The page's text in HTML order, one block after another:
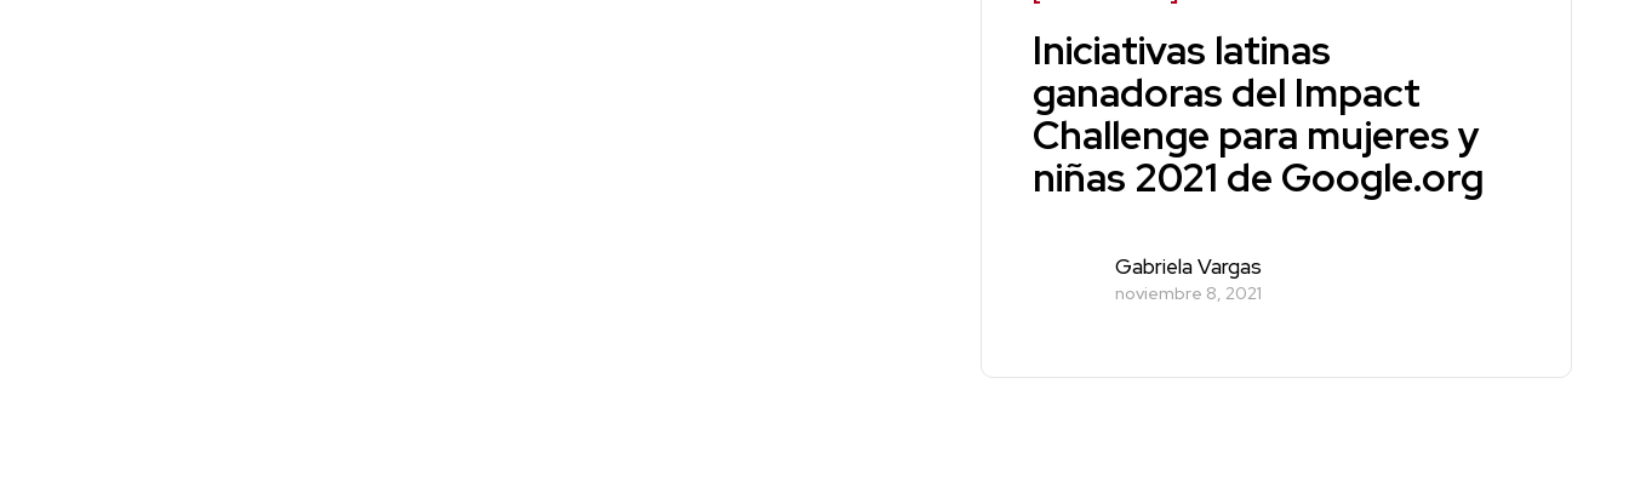
Iniciativas latinas
ganadoras del Impact
Challenge para mujeres y
niñas 2021 de Google.org
Gabriela Vargas
noviembre 8, 2021